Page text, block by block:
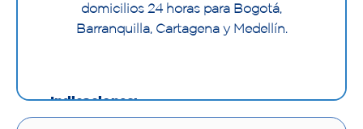
domicilios 24 horas para Bogotá,
Barranquilla, Cartagena y Medellín.
Indicaciones: